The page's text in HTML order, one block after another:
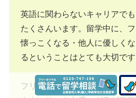
英語に関わらないキャリアで
たくさんいます。留学中に、
懐っこくなる・他人に優しく
るということはとても大切です
フリーバードの卒業生の中に